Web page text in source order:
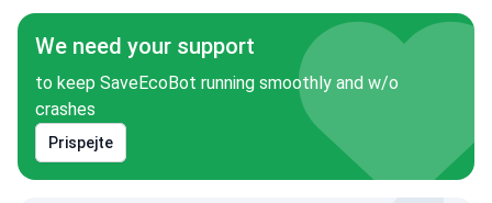
We need your support
to keep SaveEcoBot running smoothly and w/o
crashes
Prispejte